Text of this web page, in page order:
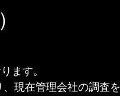
ます。
現在管理会社の調査を